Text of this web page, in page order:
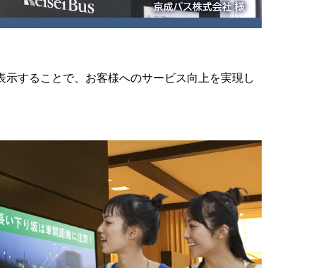
することで、お客様へのサービス向上を実現し